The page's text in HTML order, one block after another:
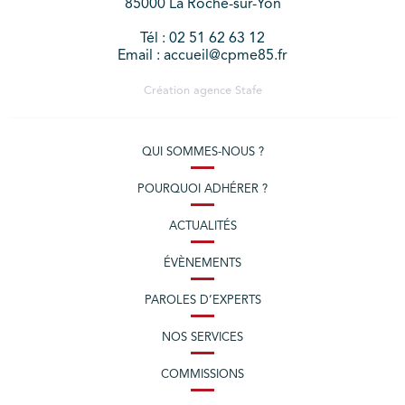
85000 La Roche-sur-Yon
Tél : 02 51 62 63 12
Email : accueil@cpme85.fr
Création agence Stafe
QUI SOMMES-NOUS ?
POURQUOI ADHÉRER ?
ACTUALITÉS
ÉVÈNEMENTS
PAROLES D’EXPERTS
NOS SERVICES
COMMISSIONS